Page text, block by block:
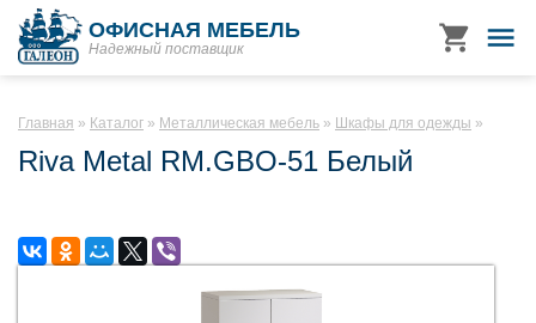
ОФИСНАЯ МЕБЕЛЬ
Надежный поставщик
Главная Каталог Металлическая мебель Шкафы для одежды
Riva Metal RM.GBO-51 Белый